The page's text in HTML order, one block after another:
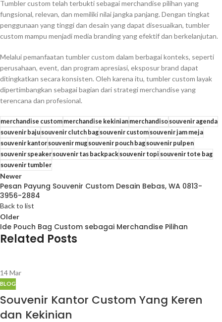
Tumbler custom telah terbukti sebagai merchandise pilihan yang
fungsional, relevan, dan memiliki nilai jangka panjang. Dengan tingkat
penggunaan yang tinggi dan desain yang dapat disesuaikan, tumbler
custom mampu menjadi media branding yang efektif dan berkelanjutan.
Melalui pemanfaatan tumbler custom dalam berbagai konteks, seperti
perusahaan, event, dan program apresiasi, eksposur brand dapat
ditingkatkan secara konsisten. Oleh karena itu, tumbler custom layak
dipertimbangkan sebagai bagian dari strategi merchandise yang
terencana dan profesional.
merchandise custommerchandise kekinianmerchandisosouvenir agenda
souvenir bajusouvenir clutch bagsouvenir customsouvenir jam meja
souvenir kantorsouvenir mugsouvenir pouch bagsouvenir pulpen
souvenir speakersouvenir tas backpacksouvenir topi souvenir tote bag
souvenir tumbler
Newer
Pesan Payung Souvenir Custom Desain Bebas, WA 0813-
3956-2884
Back to list
Older
Ide Pouch Bag Custom sebagai Merchandise Pilihan
Related Posts
14Mar
BLOG
Souvenir Kantor Custom Yang Keren
dan Kekinian